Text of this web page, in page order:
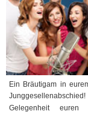
Ein Bräutigam in
Gelegenheit euren